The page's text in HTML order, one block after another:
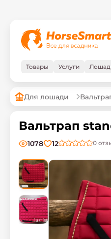
Товары Услуги
Для лошади
Вальтрап
1078 12 0